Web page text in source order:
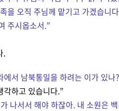
을 오직 주님께 맡기고 가겠습니
주시옵소서.”
.
에서 남북통일을 하려는 이가 있나?
각하고 있습니다.”
나서서 해야 하잖아. 내 소원은